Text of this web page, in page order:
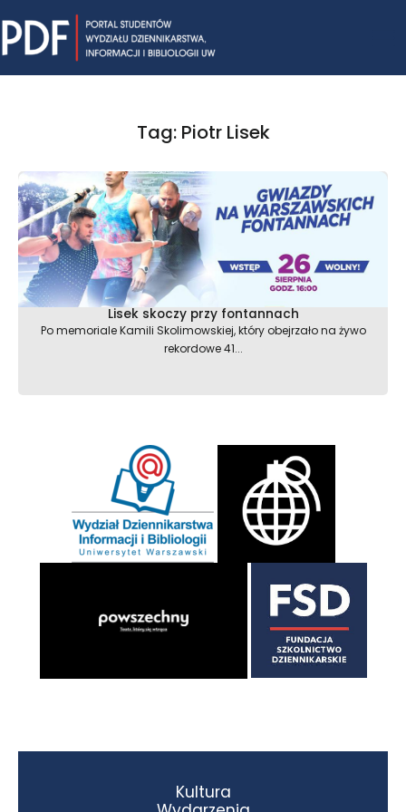
to
content
Tag: Piotr Lisek
Lisek skoczy przy fontannach
Po memoriale Kamili Skolimowskiej, który obejrzało na żywo
rekordowe 41...
Kultura